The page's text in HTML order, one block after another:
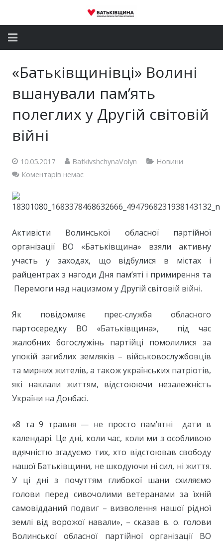
Депутатський корпус
Контакти
«Батьківщинівці» Волині
вшанували пам’ять
полеглих у Другій світовій
війні
10.05.2017 BatkivshchynaVolyn
Новини
Коментарів немає
Активісти Волинської обласної партійної
організації ВО «Батьківщина» взяли активну
участь у заходах, що відбулися в містах і
райцентрах з нагоди Дня пам’яті і примирення та
Перемоги над нацизмом у Другій світовій війні.
Як повідомляє прес-служба обласного
партосередку ВО «Батьківщина», під час
жалобних богослужінь партійці помолилися за
упокій загиблих земляків – військовослужбовців
та мирних жителів, а також українських патріотів,
які наклали життям, відстоюючи незалежність
України на Донбасі.
«8 та 9 травня — не просто пам’ятні дати в
календарі. Це дні, коли час, коли ми з особливою
вдячністю згадуємо тих, хто відстоював свободу
нашої Батьківщини, не шкодуючи ні сил, ні життя.
У ці дні з почуттям глибокої шани схиляємо
голови перед сивочолими ветеранами за їхній
самовідданий подвиг – визволення нашої рідної
землі від ворожої навали», – сказав в. о. голови
Волинської обласної партійної організації ВО